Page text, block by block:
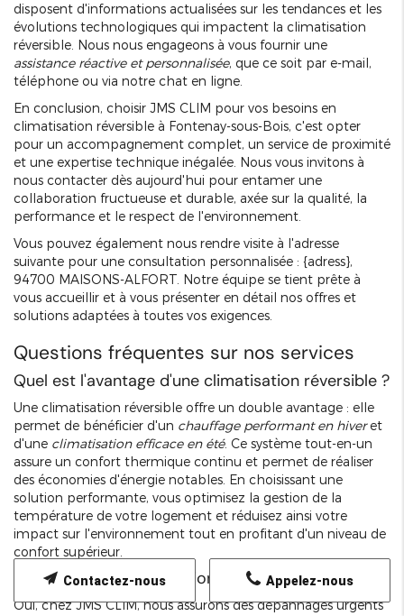
disposent d'informations actualisées sur les tendances et les
évolutions technologiques qui impactent la climatisation
réversible. Nous nous engageons à vous fournir une
assistance réactive et personnalisée, que ce soit par e-mail,
téléphone ou via notre chat en ligne.
En conclusion, choisir JMS CLIM pour vos besoins en
climatisation réversible à Fontenay-sous-Bois, c'est opter
pour un accompagnement complet, un service de proximité
et une expertise technique inégalée. Nous vous invitons à
nous contacter dès aujourd'hui pour entamer une
collaboration fructueuse et durable, axée sur la qualité, la
performance et le respect de l'environnement.
Vous pouvez également nous rendre visite à l'adresse
suivante pour une consultation personnalisée : {adress},
94700 MAISONS-ALFORT. Notre équipe se tient prête à
vous accueillir et à vous présenter en détail nos offres et
solutions adaptées à toutes vos exigences.
Questions fréquentes sur nos services
Quel est l'avantage d'une climatisation réversible ?
Une climatisation réversible offre un double avantage : elle
permet de bénéficier d'un chauffage performant en hiveret
d'une climatisation efficace en été. Ce système tout-en-un
assure un confort thermique continu et permet de réaliser
des économies d'énergie notables. En choisissant une
solution performante, vous optimisez la gestion de la
température de votre logement et réduisez ainsi votre
impact sur l'environnement tout en profitant d'un niveau de
confort supérieur.
Faites-vous des prestations d'urgence ?
Oui, chez JMS CLIM, nous assurons des dépannages urgents
Appelez-nous
Contactez-nous